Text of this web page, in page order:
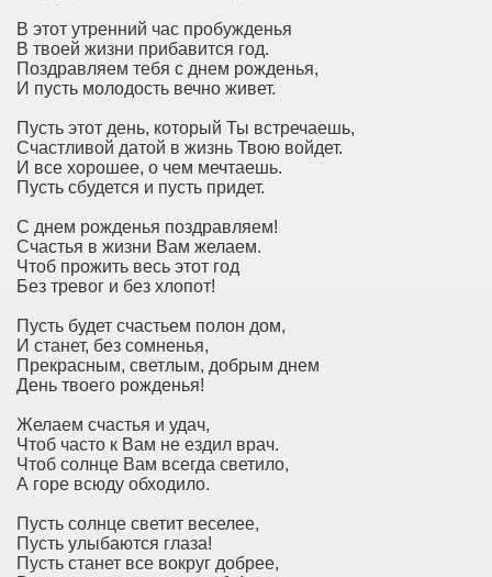
В этот утренний час пробужденья
В твоей жизни прибавится год.
Поздравляем тебя с днем рожденья,
И пусть молодость вечно живет.
Пусть этот день, который Ты встречаешь,
Счастливой датой в жизнь Твою войдет.
И все хорошее, о чем мечтаешь.
Пусть сбудется и пусть придет.
С днем рожденья поздравляем!
Счастья в жизни Вам желаем.
Чтоб прожить весь этот год
Без тревог и без хлопот!
Пусть будет счастьем полон дом,
И станет, без сомненья,
Прекрасным, светлым, добрым днем
День твоего рожденья!
Желаем счастья и удач,
Чтоб часто к Вам не ездил врач.
Чтоб солнце Вам всегда светило,
А горе всюду обходило.
Пусть солнце светит веселее,
Пусть улыбаются глаза!
Пусть станет все вокруг добрее,